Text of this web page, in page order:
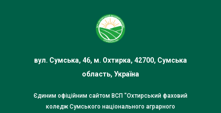
вул. Сумська, 46, м. Охтирка, 42700, Сумська
область, Україна
Єдиним офіційним сайтом ВСП "Охтирський фаховий
коледж Сумського національного аграрного